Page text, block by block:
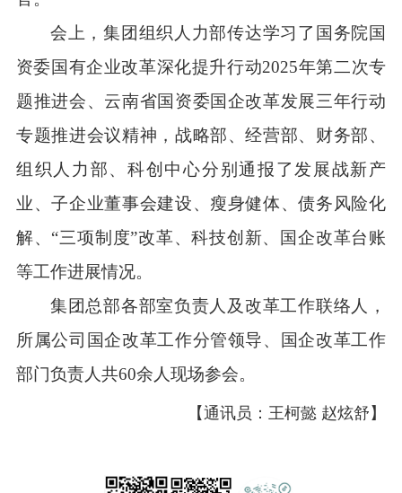
会上，集团组织人力部传达学习了国务院国
资委国有企业改革深化提升行动2025年第二次专
题推进会、云南省国资委国企改革发展三年行动
专题推进会议精神，战略部、经营部、财务部、
组织人力部、科创中心分别通报了发展战新产
业、子企业董事会建设、瘦身健体、债务风险化
解、“三项制度”改革、科技创新、国企改革台账
等工作进展情况。
集团总部各部室负责人及改革工作联络人，
所属公司国企改革工作分管领导、国企改革工作
部门负责人共60余人现场参会。
【通讯员：王柯懿 赵炫舒】